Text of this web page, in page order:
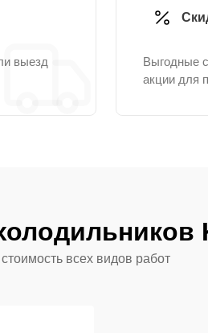
выезд
Выгодные
акции для
всех видов работ